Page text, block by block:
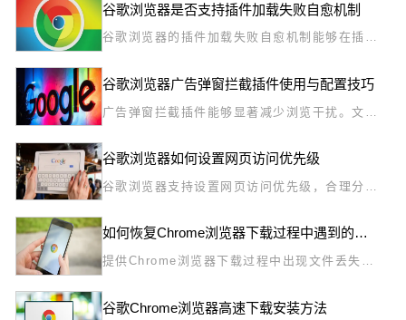
谷歌浏览器是否支持插件加载失败自愈机制
谷歌浏览器的插件加载失败自愈机制能够在插件
加载失败时自动修复问题，确保插件的稳定性。
通过此机制，用户可以在遇到插件故障时无需手
动干预，系统自动进行修复，提升插件的稳定
性，优化用户体验。
谷歌浏览器广告弹窗拦截插件使用与配置技巧
广告弹窗拦截插件能够显著减少浏览干扰。文章
介绍插件的配置技巧与使用方法，帮助用户屏蔽
弹窗，营造干净整洁的浏览环境。
谷歌浏览器如何设置网页访问优先级
谷歌浏览器支持设置网页访问优先级，合理分配
网络资源，提升重要网页加载速度和浏览体验。
如何恢复Chrome浏览器下载过程中遇到的文件丢失问题
提供Chrome浏览器下载过程中出现文件丢失的
恢复方法，帮助用户找回重要下载内容。
谷歌Chrome浏览器高速下载安装方法